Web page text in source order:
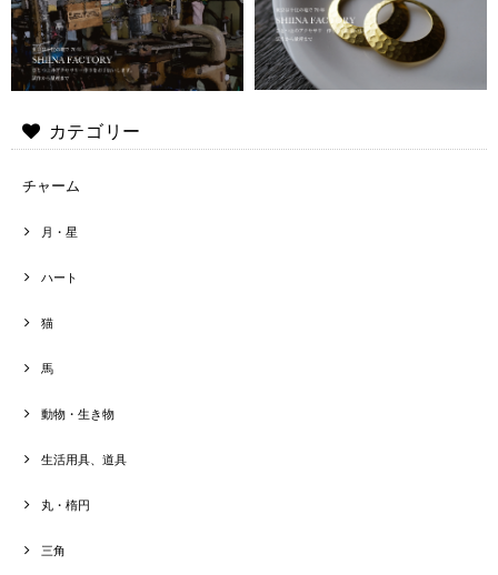
カテゴリー
チャーム
月・星
ハート
猫
馬
動物・生き物
生活用具、道具
丸・楕円
三角